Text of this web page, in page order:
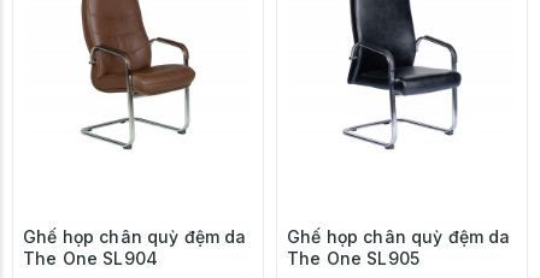
Ghế họp chân quỳ đệm da
The One SL904
Ghế họp chân quỳ đệm da
The One SL905